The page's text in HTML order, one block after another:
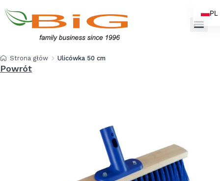
Strona główna Ulicówka 50 cm głowica click-clack
Powrót
PL